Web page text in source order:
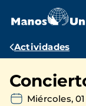
contenido
Ruta
Actividades
Miércoles,